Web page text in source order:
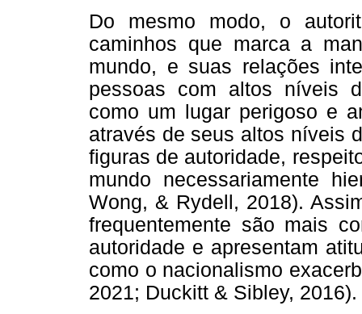
Do mesmo modo, o
caminhos que marca a
mundo, e suas relações
pessoas com altos níveis
como um lugar perigoso e
através de seus altos níveis
figuras de autoridade,
mundo necessariamente
Wong, & Rydell, 2018).
frequentemente são mais
autoridade e apresentam
como o nacionalismo
2021; Duckitt & Sibley, 2016).